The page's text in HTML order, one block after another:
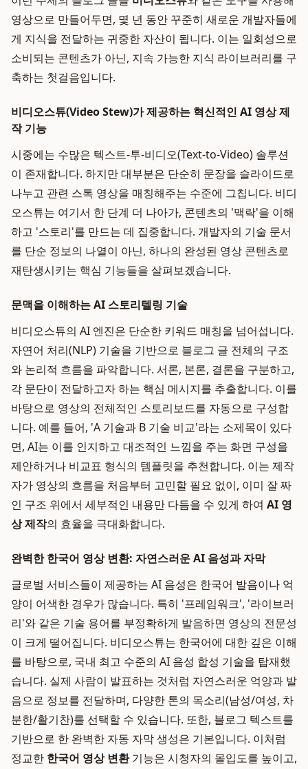
영상으로 만들어두면, 몇 년 동안 꾸준히 새로운 개발자들에
게 지식을 전달하는 귀중한 자산이 됩니다. 이는 일회성으로
소비되는 콘텐츠가 아닌, 지속 가능한 지식 라이브러리를 구
축하는 첫걸음입니다.
비디오스튜(Video Stew)가 제공하는 혁신적인 AI 영상 제
작 기능
시중에는 수많은 텍스트-투-비디오(Text-to-Video) 솔루션
이 존재합니다. 하지만 대부분은 단순히 문장을 슬라이드로
나누고 관련 스톡 영상을 매칭해주는 수준에 그칩니다. 비디
오스튜는 여기서 한 단계 더 나아가, 콘텐츠의 '맥락'을 이해
하고 '스토리'를 만드는 데 집중합니다. 개발자의 기술 문서
를 단순 정보의 나열이 아닌, 하나의 완성된 영상 콘텐츠로
재탄생시키는 핵심 기능들을 살펴보겠습니다.
문맥을 이해하는 AI 스토리텔링 기술
비디오스튜의 AI 엔진은 단순한 키워드 매칭을 넘어섭니다.
자연어 처리(NLP) 기술을 기반으로 블로그 글 전체의 구조
와 논리적 흐름을 파악합니다. 서론, 본론, 결론을 구분하고,
각 문단이 전달하고자 하는 핵심 메시지를 추출합니다. 이를
바탕으로 영상의 전체적인 스토리보드를 자동으로 구성합
니다. 예를 들어, 'A 기술과 B 기술 비교'라는 소제목이 있다
면, AI는 이를 인지하고 대조적인 느낌을 주는 화면 구성을
제안하거나 비교표 형식의 템플릿을 추천합니다. 이는 제작
자가 영상의 흐름을 처음부터 고민할 필요 없이, 이미 잘 짜
인 구조 위에서 세부적인 내용만 다듬을 수 있게 하여 AI 영
상 제작의 효율을 극대화합니다.
완벽한 한국어 영상 변환: 자연스러운 AI 음성과 자막
글로벌 서비스들이 제공하는 AI 음성은 한국어 발음이나 억
양이 어색한 경우가 많습니다. 특히 '프레임워크', '라이브러
리'와 같은 기술 용어를 부정확하게 발음하면 영상의 전문성
이 크게 떨어집니다. 비디오스튜는 한국어에 대한 깊은 이해
를 바탕으로, 국내 최고 수준의 AI 음성 합성 기술을 탑재했
습니다. 실제 사람이 발표하는 것처럼 자연스러운 억양과 발
음으로 정보를 전달하며, 다양한 톤의 목소리(남성/여성, 차
분한/활기찬)를 선택할 수 있습니다. 또한, 블로그 텍스트를
기반으로 한 완벽한 자동 자막 생성은 기본입니다. 이처럼
정교한 한국어 영상 변환기능은 시청자의 몰입도를 높이고,